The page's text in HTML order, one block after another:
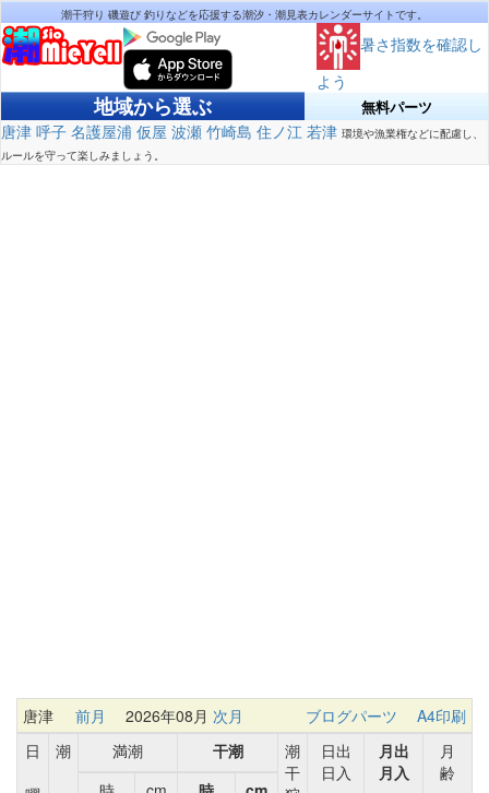
潮干狩り 磯遊び 釣りなどを応援する潮汐・潮見表カレンダーサイトです。
暑さ指数を確認し
よう
地域から選ぶ 無料パーツ
唐津 呼子 名護屋浦 仮屋 波瀬 竹崎島 住ノ江 若津 環境や漁業権などに配慮し、
ルールを守って楽しみましょう。
唐津 前月 2026年08月 次月 ブログパーツ
A4印刷
日
潮 満潮 干潮
潮
干
日出
日入
月出
月入
月
齢